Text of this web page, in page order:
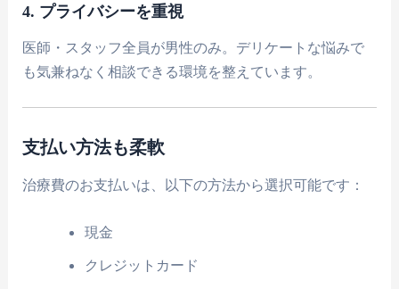
4. プライバシーを重視
医師・スタッフ全員が男性のみ。デリケートな悩みで
も気兼ねなく相談できる環境を整えています。
支払い方法も柔軟
治療費のお支払いは、以下の方法から選択可能です：
現金
クレジットカード